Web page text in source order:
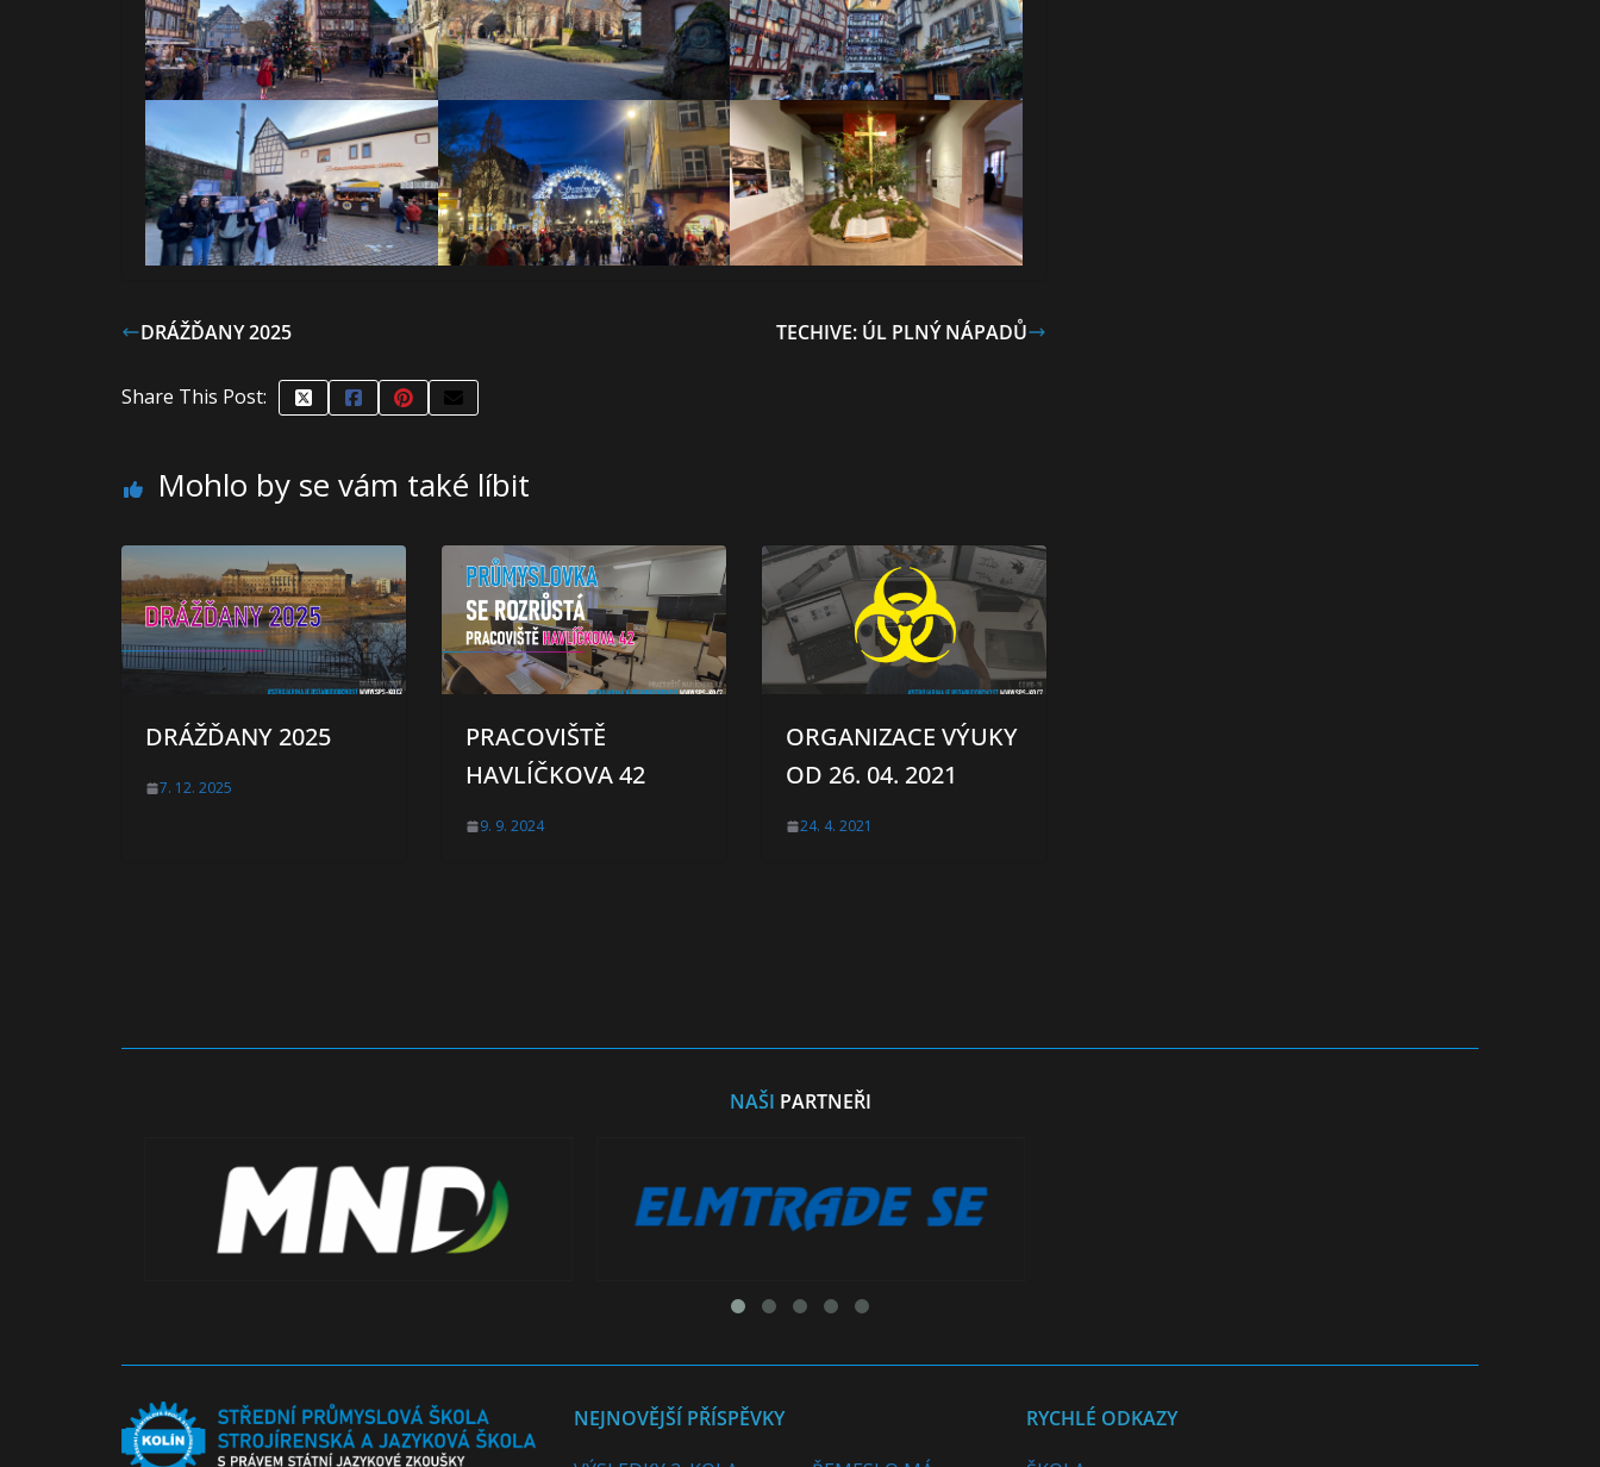
DRÁŽĎANY 2025 TECHIVE: ÚL PLNÝ NÁPADŮ
Share This Post:
Mohlo by se vám také líbit
DRÁŽĎANY 2025
7. 12. 2025
PRACOVIŠTĚ
HAVLÍČKOVA 42
9. 9. 2024
ORGANIZACE VÝUKY
OD 26. 04. 2021
24. 4. 2021
NAŠI PARTNEŘI
NEJNOVĚJŠÍ PŘÍSPĚVKY
RYCHLÉ ODKAZY